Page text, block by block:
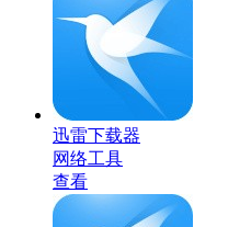
迅雷下载器
网络工具
查看